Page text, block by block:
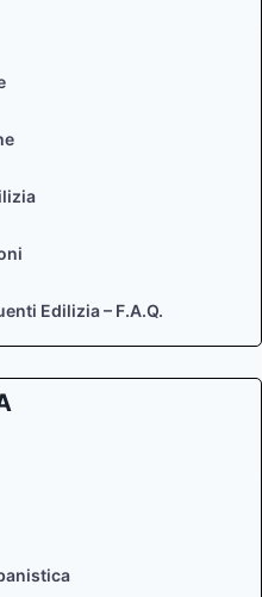
Edilizia – F.A.Q.